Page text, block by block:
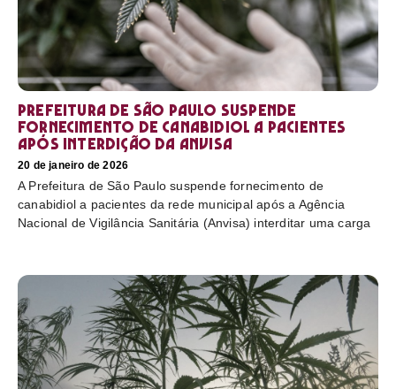
Prefeitura de São Paulo suspende
fornecimento de canabidiol a pacientes
após interdição da Anvisa
20 de janeiro de 2026
A Prefeitura de São Paulo suspende fornecimento de
canabidiol a pacientes da rede municipal após a Agência
Nacional de Vigilância Sanitária (Anvisa) interditar uma carga